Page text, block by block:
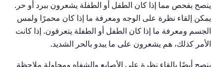
ينصح بفحص مما إذا كان الطفل أو الطفلة يشعرون ببرد أو حر.
يمكن إلقاء نظرة على الوجه ومعرفة ما إذا كان محمرًا ولمس
الجسم ومعرفة ما إذا كان الطفل أو الطفلة يتعرقون. إذا كانت
الأمر كذلك، هم يشعرون على ما يبدو بالحر الشديد.
ينصح أيضًا بإلقاء نظرة على الأصابع والشفاه ومحاولة ملاحظة